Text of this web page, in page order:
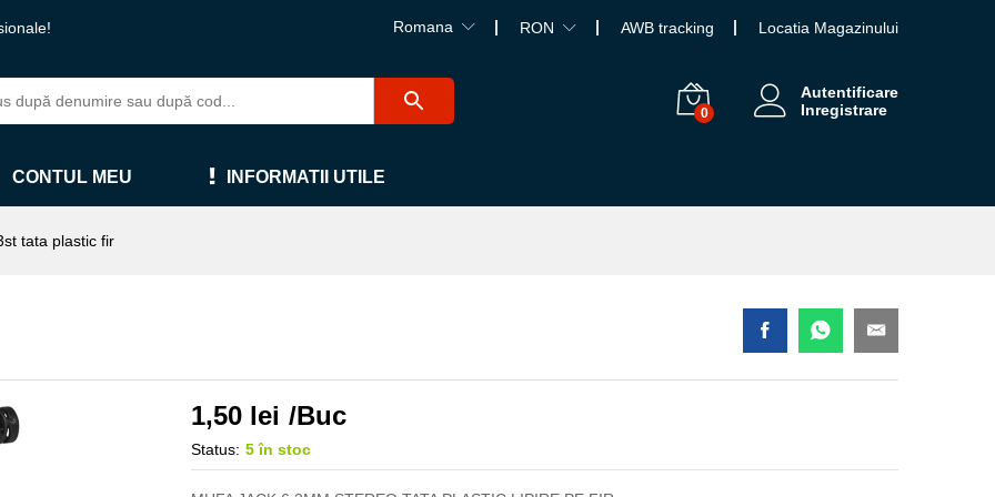
Romana RON AWB tracking Locatia Magazinului
0
Autentificare
Inregistrare
CONTUL MEU INFORMATII UTILE
tata plastic fir
1,50 lei /Buc
Status: 5 în stoc